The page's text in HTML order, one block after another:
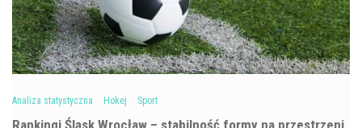
Analiza statystyczna Hokej Sport